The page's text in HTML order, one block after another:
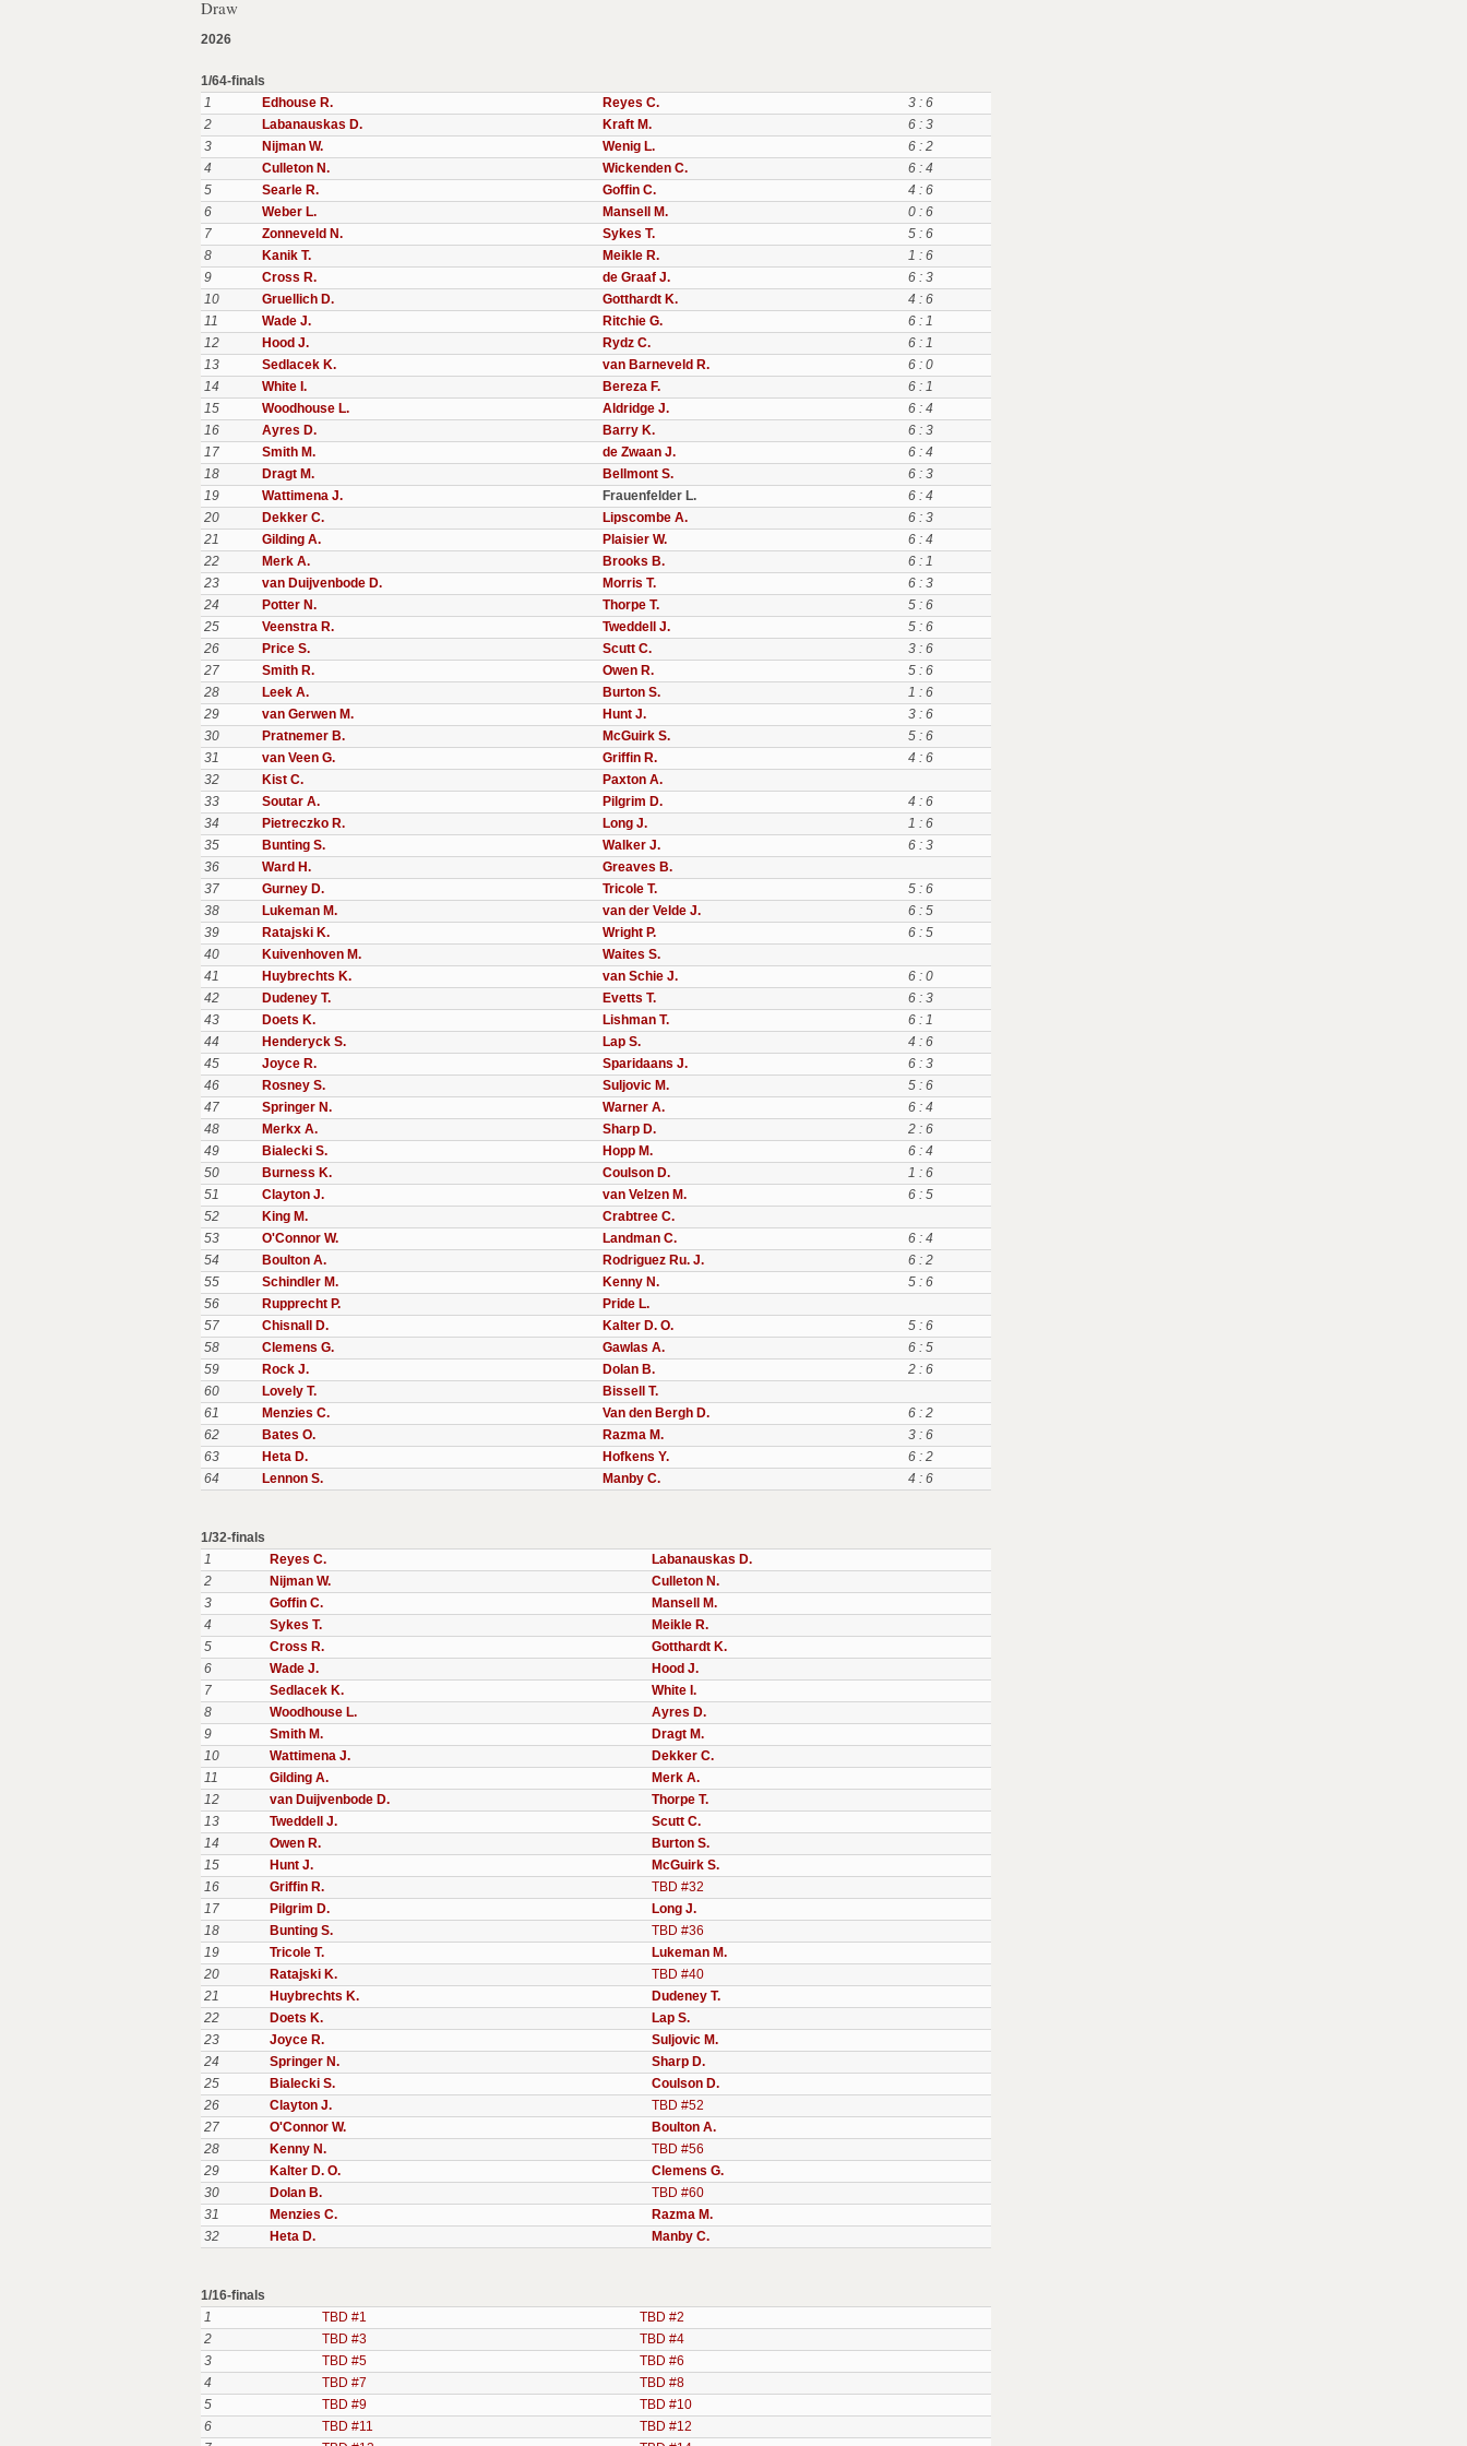
Draw
2026
1/64-finals
1
Edhouse R. Reyes C.
3 : 6
2
Labanauskas D. Kraft M.
6 : 3
3
Nijman W. Wenig L.
6 : 2
4
Culleton N. Wickenden C.
6 : 4
5
Searle R. Goffin C.
4 : 6
6
Weber L. Mansell M.
0 : 6
7
Zonneveld N. Sykes T.
5 : 6
8
Kanik T. Meikle R.
1 : 6
9
Cross R. de Graaf J.
6 : 3
10
Gruellich D. Gotthardt K.
4 : 6
11
Wade J. Ritchie G.
6 : 1
12
Hood J. Rydz C.
6 : 1
13
Sedlacek K. van Barneveld R.
6 : 0
14
White I. Bereza F.
6 : 1
15
Woodhouse L. Aldridge J.
6 : 4
16
Ayres D. Barry K.
6 : 3
17
Smith M. de Zwaan J.
6 : 4
18
Dragt M. Bellmont S.
6 : 3
19
Wattimena J. Frauenfelder L.
6 : 4
20
Dekker C. Lipscombe A.
6 : 3
21
Gilding A. Plaisier W.
6 : 4
22
Merk A. Brooks B.
6 : 1
23
van Duijvenbode D. Morris T.
6 : 3
24
Potter N. Thorpe T.
5 : 6
25
Veenstra R. Tweddell J.
5 : 6
26
Price S. Scutt C.
3 : 6
27
Smith R. Owen R.
5 : 6
28
Leek A. Burton S.
1 : 6
29
van Gerwen M. Hunt J.
3 : 6
30
Pratnemer B. McGuirk S.
5 : 6
31
van Veen G. Griffin R.
4 : 6
32
Kist C.
Paxton A.
33
Soutar A. Pilgrim D.
4 : 6
34
Pietreczko R. Long J.
1 : 6
35
Bunting S. Walker J.
6 : 3
36
Ward H.
Greaves B.
37
Gurney D. Tricole T.
5 : 6
38
Lukeman M. van der Velde J.
6 : 5
39
Ratajski K. Wright P.
6 : 5
40
Kuivenhoven M.
Waites S.
41
Huybrechts K. van Schie J.
6 : 0
42
Dudeney T. Evetts T.
6 : 3
43
Doets K. Lishman T.
6 : 1
44
Henderyck S. Lap S.
4 : 6
45
Joyce R. Sparidaans J.
6 : 3
46
Rosney S. Suljovic M.
5 : 6
47
Springer N. Warner A.
6 : 4
48
Merkx A. Sharp D.
2 : 6
49
Bialecki S. Hopp M.
6 : 4
50
Burness K. Coulson D.
1 : 6
51
Clayton J. van Velzen M.
6 : 5
52
King M.
Crabtree C.
53
O'Connor W. Landman C.
6 : 4
54
Boulton A. Rodriguez Ru. J.
6 : 2
55
Schindler M. Kenny N.
5 : 6
56
Rupprecht P.
Pride L.
57
Chisnall D. Kalter D. O.
5 : 6
58
Clemens G. Gawlas A.
6 : 5
59
Rock J. Dolan B.
2 : 6
60
Lovely T.
Bissell T.
61
Menzies C. Van den Bergh D.
6 : 2
62
Bates O. Razma M.
3 : 6
63
Heta D. Hofkens Y.
6 : 2
64
Lennon S. Manby C. 4 : 6
1/32-finals
1
Reyes C.
Labanauskas D.
2
Nijman W.
Culleton N.
3
Goffin C.
Mansell M.
4
Sykes T.
Meikle R.
5
Cross R.
Gotthardt K.
6
Wade J.
Hood J.
7
Sedlacek K.
White I.
8
Woodhouse L.
Ayres D.
9
Smith M.
Dragt M.
10
Wattimena J.
Dekker C.
11
Gilding A.
Merk A.
12
van Duijvenbode D.
Thorpe T.
13
Tweddell J.
Scutt C.
14
Owen R.
Burton S.
15
Hunt J.
McGuirk S.
16
Griffin R.
TBD #32
17
Pilgrim D.
Long J.
18
Bunting S.
TBD #36
19
Tricole T.
Lukeman M.
20
Ratajski K.
TBD #40
21
Huybrechts K.
Dudeney T.
22
Doets K.
Lap S.
23
Joyce R.
Suljovic M.
24
Springer N.
Sharp D.
25
Bialecki S.
Coulson D.
26
Clayton J.
TBD #52
27
O'Connor W.
Boulton A.
28
Kenny N.
TBD #56
29
Kalter D. O.
Clemens G.
30
Dolan B.
TBD #60
31
Menzies C.
Razma M.
32
Heta D. Manby C.
1/16-finals
1
TBD #1
TBD #2
2
TBD #3
TBD #4
3
TBD #5
TBD #6
4
TBD #7
TBD #8
5
TBD #9
TBD #10
6
TBD #11
TBD #12